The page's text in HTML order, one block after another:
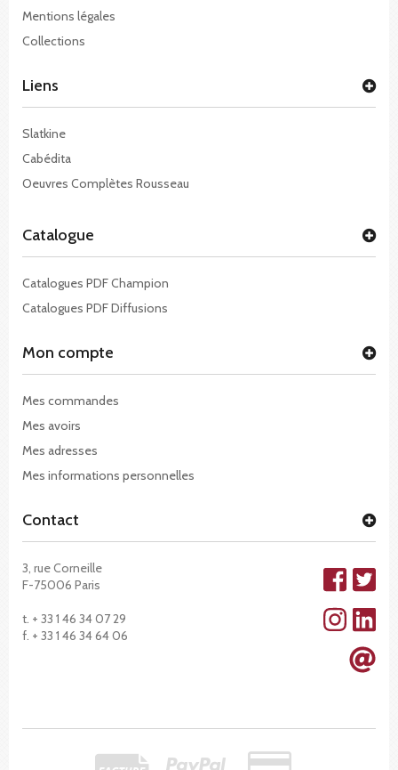
Mentions légales
Collections
Liens
Slatkine
Cabédita
Oeuvres Complètes Rousseau
Catalogue
Catalogues PDF Champion
Catalogues PDF Diffusions
Mon compte
Mes commandes
Mes avoirs
Mes adresses
Mes informations personnelles
Contact
3, rue Corneille
F-75006 Paris
t. + 33 1 46 34 07 29
f. + 33 1 46 34 64 06